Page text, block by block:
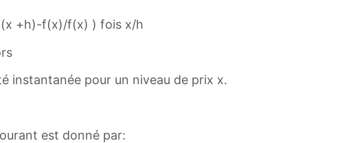
+h)-f(x)/f(x) ) fois x/h
instantanée pour un niveau de prix x.
est donné par: